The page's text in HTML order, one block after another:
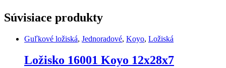
Súvisiace produkty
Guľkové ložiská, Jednoradové, Koyo, Ložiská
Ložisko 16001 Koyo 12x28x7